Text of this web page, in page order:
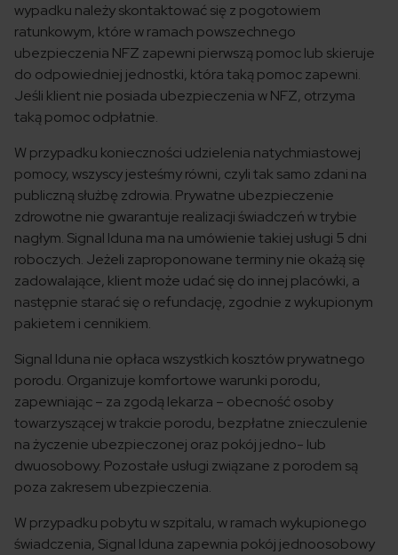
wypadku należy skontaktować się z pogotowiem
ratunkowym, które w ramach powszechnego
ubezpieczenia NFZ zapewni pierwszą pomoc lub skieruje
do odpowiedniej jednostki, która taką pomoc zapewni.
Jeśli klient nie posiada ubezpieczenia w NFZ, otrzyma
taką pomoc odpłatnie.
W przypadku konieczności udzielenia natychmiastowej
pomocy, wszyscy jesteśmy równi, czyli tak samo zdani na
publiczną służbę zdrowia. Prywatne ubezpieczenie
zdrowotne nie gwarantuje realizacji świadczeń w trybie
nagłym. Signal Iduna ma na umówienie takiej usługi 5 dni
roboczych. Jeżeli zaproponowane terminy nie okażą się
zadowalające, klient może udać się do innej placówki, a
następnie starać się o refundację, zgodnie z wykupionym
pakietem i cennikiem.
Signal Iduna nie opłaca wszystkich kosztów prywatnego
porodu. Organizuje komfortowe warunki porodu,
zapewniając – za zgodą lekarza – obecność osoby
towarzyszącej w trakcie porodu, bezpłatne znieczulenie
na życzenie ubezpieczonej oraz pokój jedno- lub
dwuosobowy. Pozostałe usługi związane z porodem są
poza zakresem ubezpieczenia.
W przypadku pobytu w szpitalu, w ramach wykupionego
świadczenia, Signal Iduna zapewnia pokój jednoosobowy